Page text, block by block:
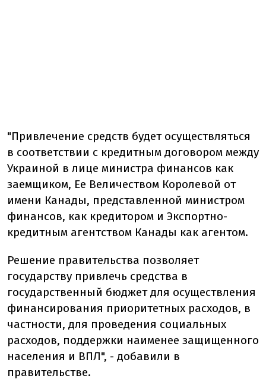
"Привлечение средств будет осуществляться
в соответствии с кредитным договором между
Украиной в лице министра финансов как
заемщиком, Ее Величеством Королевой от
имени Канады, представленной министром
финансов, как кредитором и Экспортно-
кредитным агентством Канады как агентом.
Решение правительства позволяет
государству привлечь средства в
государственный бюджет для осуществления
финансирования приоритетных расходов, в
частности, для проведения социальных
расходов, поддержки наименее защищенного
населения и ВПЛ", - добавили в
правительстве.